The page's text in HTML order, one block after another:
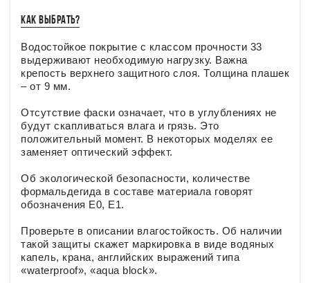
КАК ВЫБРАТЬ?
Водостойкое покрытие с классом прочности 33
выдерживают необходимую нагрузку. Важна
крепость верхнего защитного слоя. Толщина плашек
– от 9 мм.
Отсутствие фаски означает, что в углублениях не
будут скапливаться влага и грязь. Это
положительный момент. В некоторых моделях ее
заменяет оптический эффект.
Об экологической безопасности, количестве
формальдегида в составе материала говорят
обозначения Е0, E1.
Проверьте в описании влагостойкость. Об наличии
такой защиты скажет маркировка в виде водяных
капель, крана, английских выражений типа
«waterproof», «aqua block».